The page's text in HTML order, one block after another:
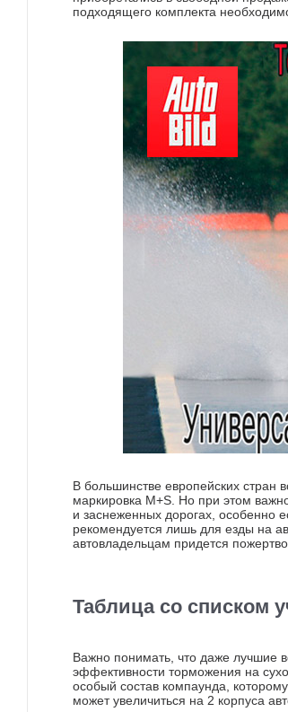
подходящего комплекта
В большинстве европейских стран
маркировка M+S. Но при этом
и заснеженных дорогах, особенно
рекомендуется лишь для езды на
автовладельцам придется
Таблица со списком
Важно понимать, что даже лучшие
эффективности торможения на
особый состав компаунда,
может увеличиться на 2 корпуса